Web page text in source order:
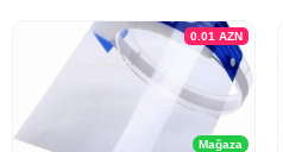
Mağaza
0.01AZN